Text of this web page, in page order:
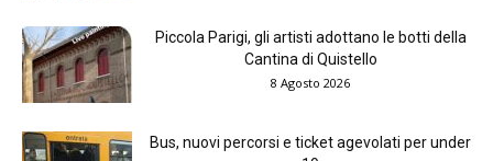
Piccola Parigi, gli artisti adottano le botti della
Cantina di Quistello
8 Agosto 2026
Bus, nuovi percorsi e ticket agevolati per under